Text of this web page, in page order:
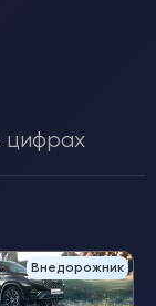
цифрах
Внедорожник